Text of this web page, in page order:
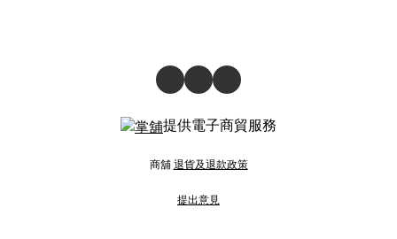
提供電子商貿服務
商舖 退貨及退款政策
提出意見